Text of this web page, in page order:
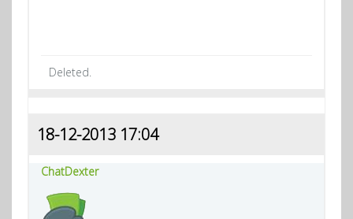
Deleted.
18-12-2013 17:04
ChatDexter